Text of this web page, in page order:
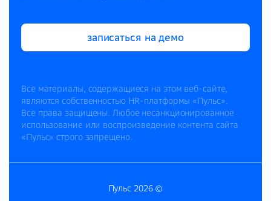
записаться на демо
Все материалы, содержащиеся на этом веб-сайте,
являются собственностью HR-платформы «Пульс».
Все права защищены. Любое несанкционированное
использование или воспроизведение контента сайта
«Пульс» строго запрещено.
Пульс 2026 ©